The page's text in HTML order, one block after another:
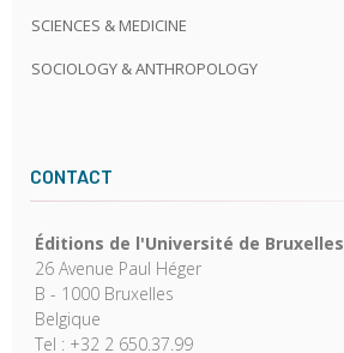
SCIENCES & MEDICINE
SOCIOLOGY & ANTHROPOLOGY
CONTACT
Éditions de l'Université de Bruxelles
26 Avenue Paul Héger
B - 1000 Bruxelles
Belgique
Tel : +32 2 650.37.99